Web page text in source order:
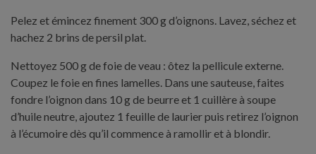
Pelez et émincez finement 300 g d’oignons. Lavez, séchez et
hachez 2 brins de persil plat.
Nettoyez 500 g de foie de veau : ôtez la pellicule externe.
Coupez le foie en fines lamelles. Dans une sauteuse, faites
fondre l’oignon dans 10 g de beurre et 1 cuillère à soupe
d’huile neutre, ajoutez 1 feuille de laurier puis retirez l’oignon
à l’écumoire dès qu’il commence à ramollir et à blondir.